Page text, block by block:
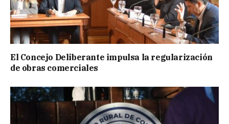
El Concejo Deliberante impulsa la regularización
de obras comerciales